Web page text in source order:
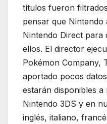
títulos fueron
pensar que
Nintendo Direct para
ellos. El director
Pokémon Company,
aportado pocos
estarán disponibles
Nintendo 3DS y en
inglés, italiano,